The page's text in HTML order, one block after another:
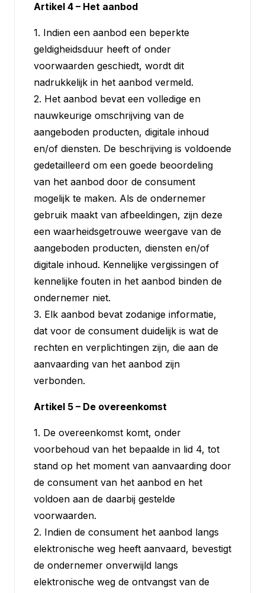
Artikel 4 – Het aanbod
1. Indien een aanbod een beperkte
geldigheidsduur heeft of onder
voorwaarden geschiedt, wordt dit
nadrukkelijk in het aanbod vermeld.
2. Het aanbod bevat een volledige en
nauwkeurige omschrijving van de
aangeboden producten, digitale inhoud
en/of diensten. De beschrijving is voldoende
gedetailleerd om een goede beoordeling
van het aanbod door de consument
mogelijk te maken. Als de ondernemer
gebruik maakt van afbeeldingen, zijn deze
een waarheidsgetrouwe weergave van de
aangeboden producten, diensten en/of
digitale inhoud. Kennelijke vergissingen of
kennelijke fouten in het aanbod binden de
ondernemer niet.
3. Elk aanbod bevat zodanige informatie,
dat voor de consument duidelijk is wat de
rechten en verplichtingen zijn, die aan de
aanvaarding van het aanbod zijn
verbonden.
Artikel 5 – De overeenkomst
1. De overeenkomst komt, onder
voorbehoud van het bepaalde in lid 4, tot
stand op het moment van aanvaarding door
de consument van het aanbod en het
voldoen aan de daarbij gestelde
voorwaarden.
2. Indien de consument het aanbod langs
elektronische weg heeft aanvaard, bevestigt
de ondernemer onverwijld langs
elektronische weg de ontvangst van de